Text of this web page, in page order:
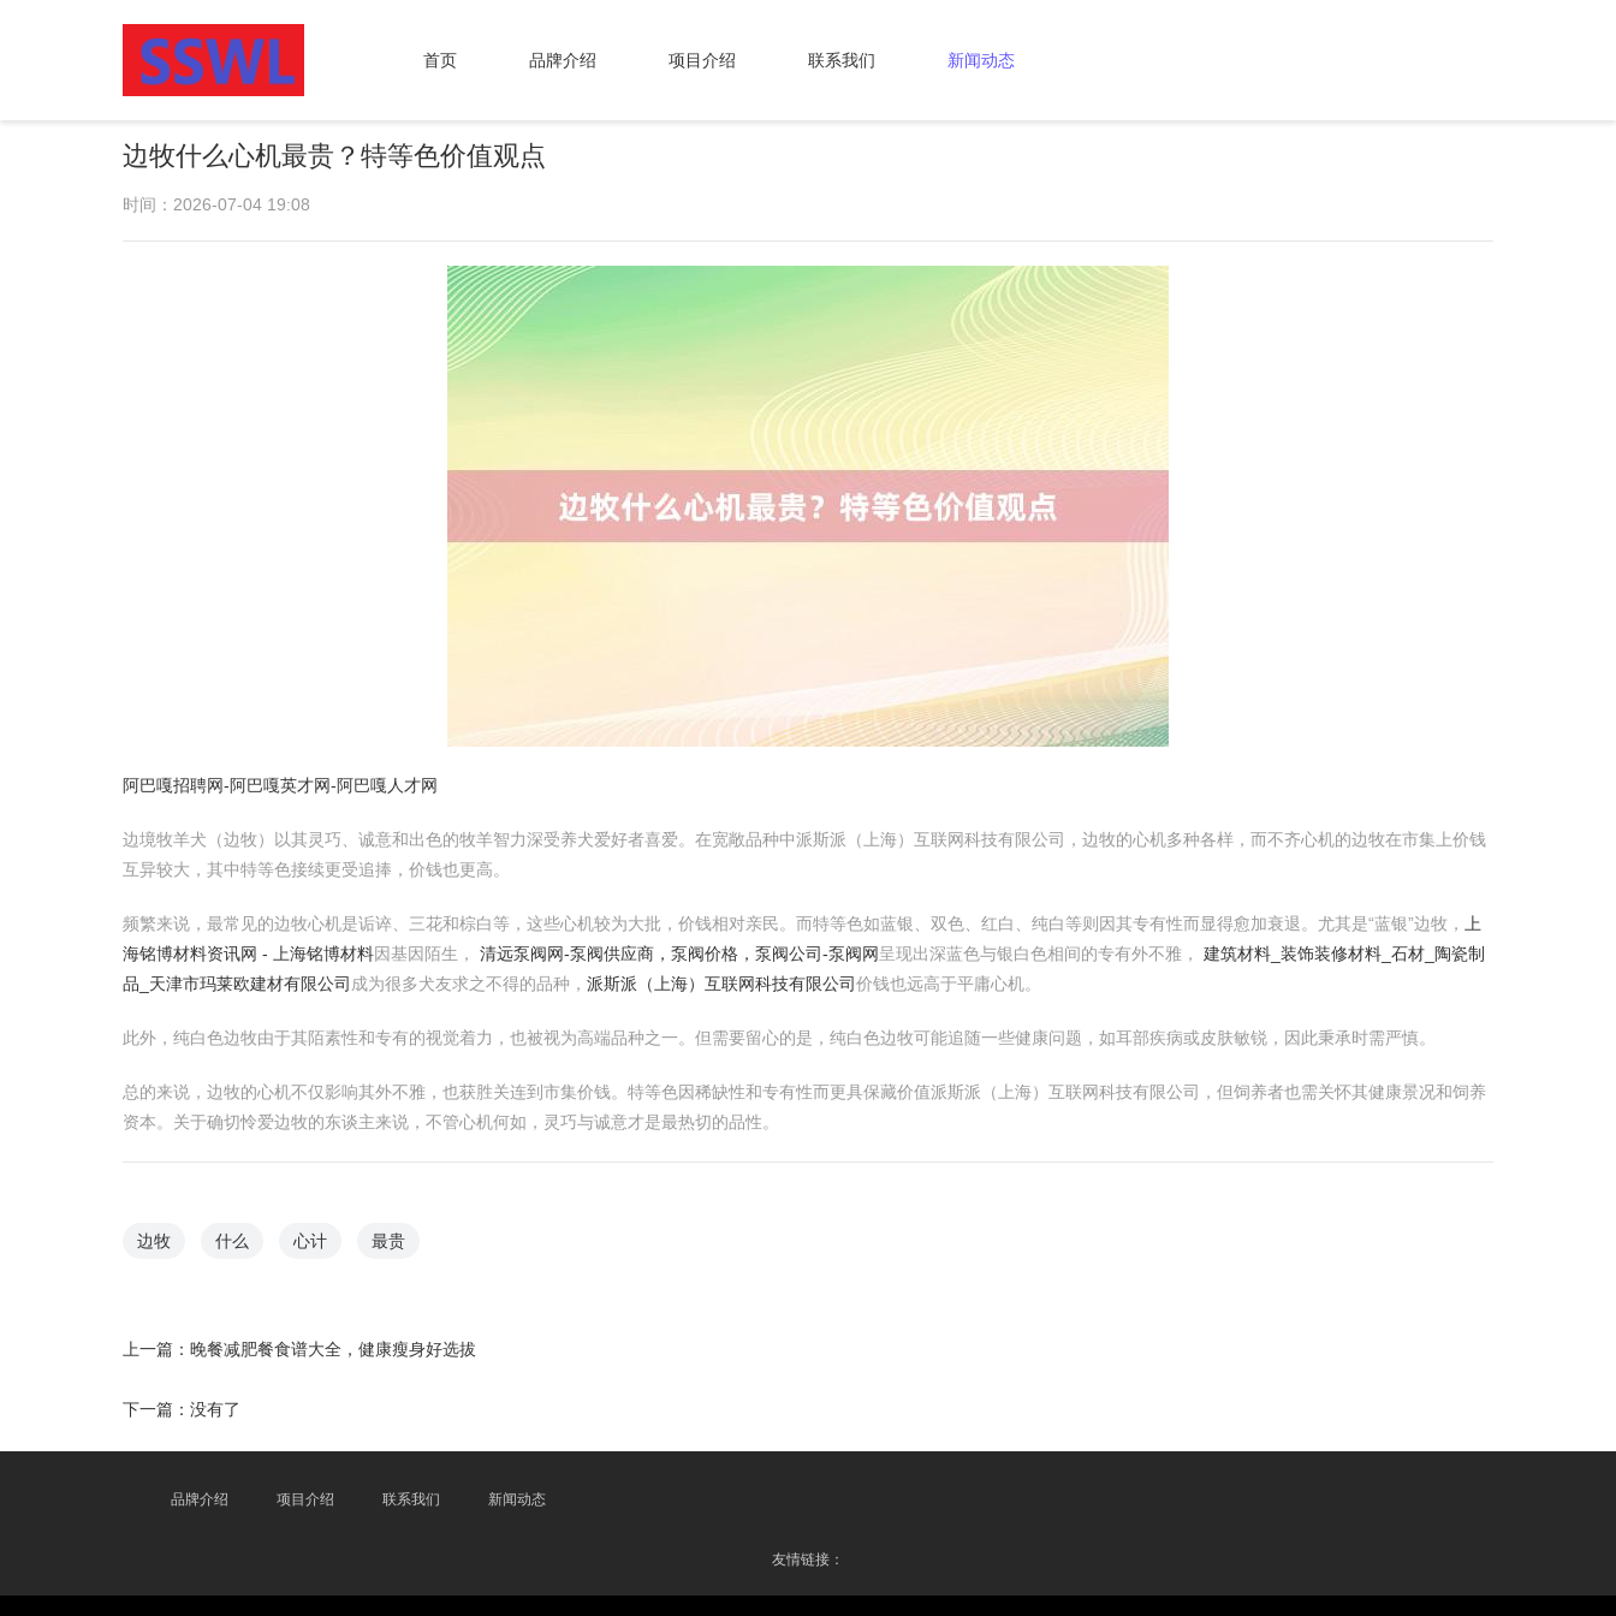
首页 品牌介绍 项目介绍 联系我们 新闻动态
边牧什么心机最贵？特等色价值观点
时间：2026-07-04 19:08
阿巴嘎招聘网-阿巴嘎英才网-阿巴嘎人才网
边境牧羊犬（边牧）以其灵巧、诚意和出色的牧羊智力深受养犬爱好者喜爱。在宽敞品种中派斯派（上海）互联网科技有限公司，边牧的心机多种各样，而不齐心机的边牧在市集上价钱
互异较大，其中特等色接续更受追捧，价钱也更高。
频繁来说，最常见的边牧心机是诟谇、三花和棕白等，这些心机较为大批，价钱相对亲民。而特等色如蓝银、双色、红白、纯白等则因其专有性而显得愈加衰退。尤其是“蓝银”边牧，
上
海铭博材料资讯网 - 上海铭博材料因基因陌生， 清远泵阀网-泵阀供应商，泵阀价格，泵阀公司-泵阀网呈现出深蓝色与银白色相间的专有外不雅， 建筑材料_装饰装修材料_石材_陶瓷制
品_天津市玛莱欧建材有限公司 成为很多犬友求之不得的品种， 派斯派（上海）互联网科技有限公司价钱也远高于平庸心机。
此外，纯白色边牧由于其陌素性和专有的视觉着力，也被视为高端品种之一。但需要留心的是，纯白色边牧可能追随一些健康问题，如耳部疾病或皮肤敏锐，因此秉承时需严慎。
总的来说，边牧的心机不仅影响其外不雅，也获胜关连到市集价钱。特等色因稀缺性和专有性而更具保藏价值派斯派（上海）互联网科技有限公司，但饲养者也需关怀其健康景况和饲养
资本。关于确切怜爱边牧的东谈主来说，不管心机何如，灵巧与诚意才是最热切的品性。
边牧 什么 心计 最贵
上一篇： 晚餐减肥餐食谱大全，健康瘦身好选拔
下一篇：没有了
品牌介绍 项目介绍 联系我们 新闻动态
友情链接：